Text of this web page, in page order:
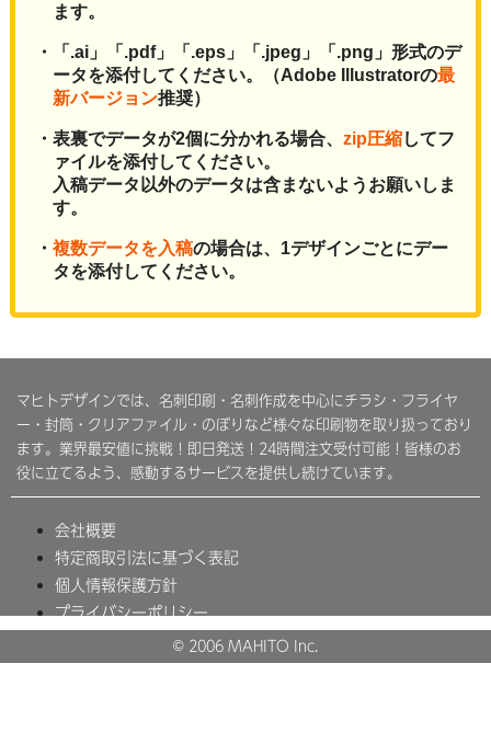
ます。
・「.ai」「.pdf」「.eps」「.jpeg」「.png」形式のデ
ータを添付してください。（Adobe Illustratorの最
新バージョン推奨）
・表裏でデータが2個に分かれる場合、 zip圧縮してフ
ァイルを添付してください。
入稿データ以外のデータは含まないようお願いしま
す。
・ 複数データを入稿の場合は、1デザインごとにデー
タを添付してください。
マヒトデザインでは、名刺印刷・名刺作成を中心にチラシ・フライヤ
ー・封筒・クリアファイル・のぼりなど様々な印刷物を取り扱っており
ます。業界最安値に挑戦！即日発送！24時間注文受付可能！皆様のお
役に立てるよう、感動するサービスを提供し続けています。
会社概要
特定商取引法に基づく表記
個人情報保護方針
プライバシーポリシー
© 2006 MAHITO Inc.